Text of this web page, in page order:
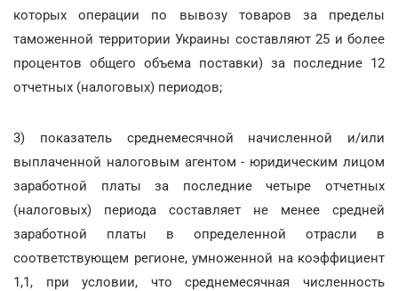
которых операции по вывозу товаров за пределы
таможенной территории Украины составляют 25 и более
процентов общего объема поставки) за последние 12
отчетных (налоговых) периодов;
3) показатель среднемесячной начисленной и/или
выплаченной налоговым агентом - юридическим лицом
заработной платы за последние четыре отчетных
(налоговых) периода составляет не менее средней
заработной платы в определенной отрасли в
соответствующем регионе, умноженной на коэффициент
1,1, при условии, что среднемесячная численность